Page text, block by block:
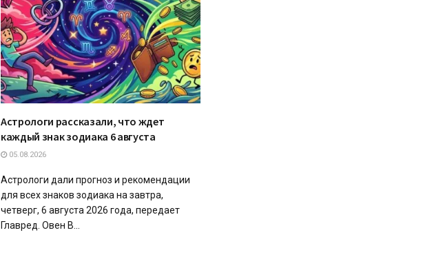
Астрологи рассказали, что ждет
каждый знак зодиака 6 августа
05.08.2026
Астрологи дали прогноз и рекомендации
для всех знаков зодиака на завтра,
четверг, 6 августа 2026 года, передает
Главред. Овен В...